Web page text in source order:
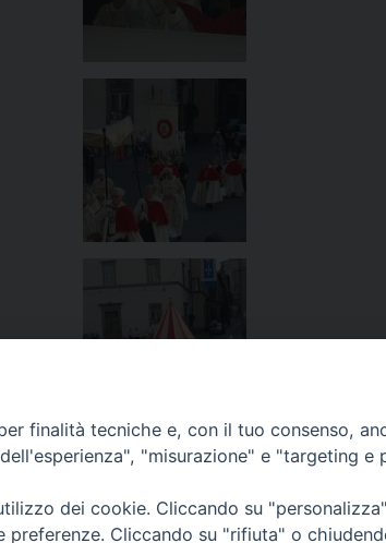
finalità tecniche e, con il tuo consenso,
"misurazione" e "targeting
dei cookie. Cliccando su
Cliccando su "rifiuta" o